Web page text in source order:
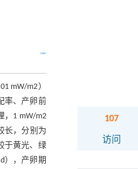
mW/m2）
率、产卵前
，1 mW/m2
长，分别为
于黄光、绿
），产卵期
107
访问